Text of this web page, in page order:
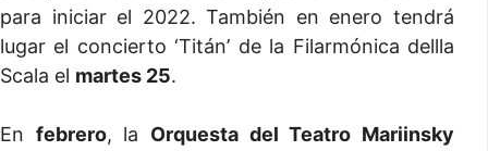
para iniciar el 2022. También en enero tendrá
lugar el concierto ‘Titán’ de la Filarmónica dellla
Scala el martes 25.
En febrero, la Orquesta del Teatro Mariinsky